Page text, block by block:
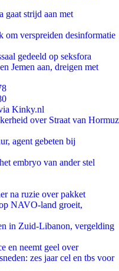
gaat strijd aan met
verspreiden desinformatie
gedeeld op seksfora
Jemen aan, dreigen met
Kinky.nl
over Straat van Hormuz
agent gebeten bij
embryo van ander stel
na ruzie over pakket
NAVO-land groeit,
in Zuid-Libanon, vergelding
en neemt geel over
zes jaar cel en tbs voor